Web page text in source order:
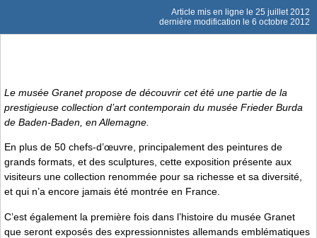
Article mis en ligne le 25 juillet 2012
dernière modification le 6 octobre 2012
Le musée Granet propose de découvrir cet été une partie de la
prestigieuse collection d’art contemporain du musée Frieder Burda
de Baden-Baden, en Allemagne.
En plus de 50 chefs-d’œuvre, principalement des peintures de
grands formats, et des sculptures, cette exposition présente aux
visiteurs une collection renommée pour sa richesse et sa diversité,
et qui n’a encore jamais été montrée en France.
C’est également la première fois dans l’histoire du musée Granet
que seront exposés des expressionnistes allemands emblématiques